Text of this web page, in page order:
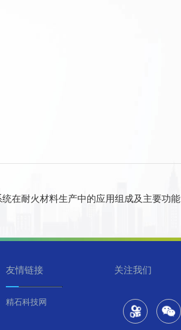
统在耐火材料生产中的应用组成及主要功能
友情链接
精石科技网
关注我们